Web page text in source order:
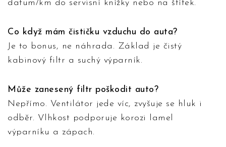
datum/km do servisní knížky nebo na štítek.
Co když mám čističku vzduchu do auta?
Je to bonus, ne náhrada. Základ je čistý
kabinový filtr a suchý výparník.
Může zanesený filtr poškodit auto?
Nepřímo. Ventilátor jede víc, zvyšuje se hluk i
odběr. Vlhkost podporuje korozi lamel
výparníku a zápach.